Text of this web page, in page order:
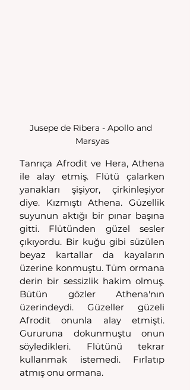
Jusepe de Ribera - Apollo and
Marsyas
Tanrıça Afrodit ve Hera, Athena
ile alay etmiş. Flütü çalarken
yanakları şişiyor, çirkinleşiyor
diye. Kızmıştı Athena. Güzellik
suyunun aktığı bir pınar başına
gitti. Flütünden güzel sesler
çıkıyordu. Bir kuğu gibi süzülen
beyaz kartallar da kayaların
üzerine konmuştu. Tüm ormana
derin bir sessizlik hakim olmuş.
Bütün gözler Athena'nın
üzerindeydi. Güzeller güzeli
Afrodit onunla alay etmişti.
Gururuna dokunmuştu onun
söyledikleri. Flütünü tekrar
kullanmak istemedi. Fırlatıp
atmış onu ormana.